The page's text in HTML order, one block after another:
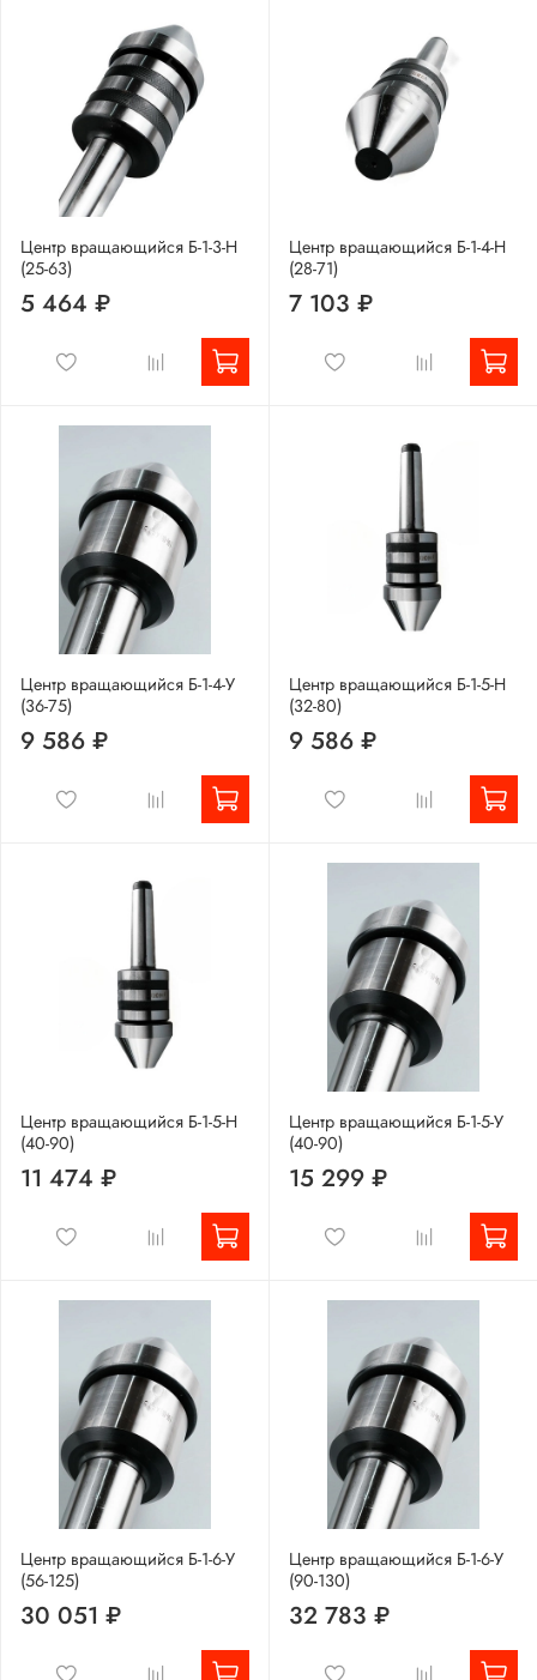
Центр вращающийся Б-1-3-Н
(25-63)
5 464 ₽
Центр вращающийся Б-1-4-Н
(28-71)
7 103 ₽
Центр вращающийся Б-1-4-У
(36-75)
9 586 ₽
Центр вращающийся Б-1-5-Н
(32-80)
9 586 ₽
Центр вращающийся Б-1-5-Н
(40-90)
11 474 ₽
Центр вращающийся Б-1-5-У
(40-90)
15 299 ₽
Центр вращающийся Б-1-6-У
(56-125)
30 051 ₽
Центр вращающийся Б-1-6-У
(90-130)
32 783 ₽